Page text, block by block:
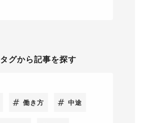
タグから記事を探す
働き方 中途